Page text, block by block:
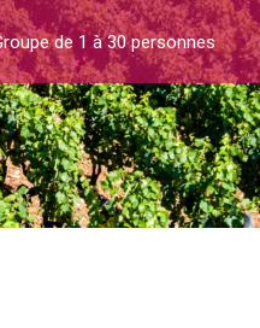
de 1 à 30 personnes